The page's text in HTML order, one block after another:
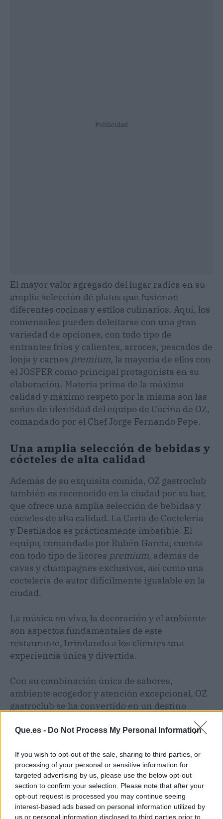
Que.es - Do Not Process My Personal Information
If you wish to opt-out of the sale, sharing to third parties, or
processing of your personal or sensitive information for
targeted advertising by us, please use the below opt-out
section to confirm your selection. Please note that after your
opt-out request is processed you may continue seeing
interest-based ads based on personal information utilized by
us or personal information disclosed to third parties prior to
Publicidad
El mayor valor agregado del lugar radica en su
amplia selección de platos que fusionan
diferentes cocinas y estilos culinarios. Aquí, los
comensales pueden deleitarse con una gran
variedad de opciones, con todo tipo de
entrantes fríos y calientes, arroces, pescados de
lonja y carnes premium, la mayoría de ellos con
el JOSPER como principal protagonista en su
elaboración. Materia prima de la máxima
calidad y máximo respeto por la misma son las
señas de identidad del equipo de Cocina de OZ,
comandado por el Chef Jorge Fernando Pepe.
Una amplia selección de bebidas y
cócteles de alta calidad
Además de su exquisita comida, OZ gastroclub
también es reconocido en la ciudad por su bar,
que ofrece una amplia selección de bebidas y
cócteles de alta calidad. La Carta de Coctelería
y Destilados es prácticamente imbatible. El
equipo, comandado por Rubén García, cuenta
con todo tipo de licores premium, además de
cavas y champagnes exclusivos, así como una
coctelería de autor difícilmente igualable en la
ciudad.
La música en vivo, la decoración y el ambiente
son aspectos fundamentales de este
restaurante, brindando a los clientes una
experiencia única y divertida.
Con su combinación única de sabores,
ambiente acogedor y atención excepcional, OZ
gastroclub se ha convertido en un destino
comida y de momentos inolvidables. Para los
disfrutar de una experiencia culinaria
excepcional en Alicante, no tienen que buscar
más, OZ gastroclub los espera con los brazos
abiertos.